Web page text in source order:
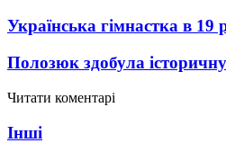
Українська гімнастка в 19
Полозюк здобула
Читати коментарі
Інші